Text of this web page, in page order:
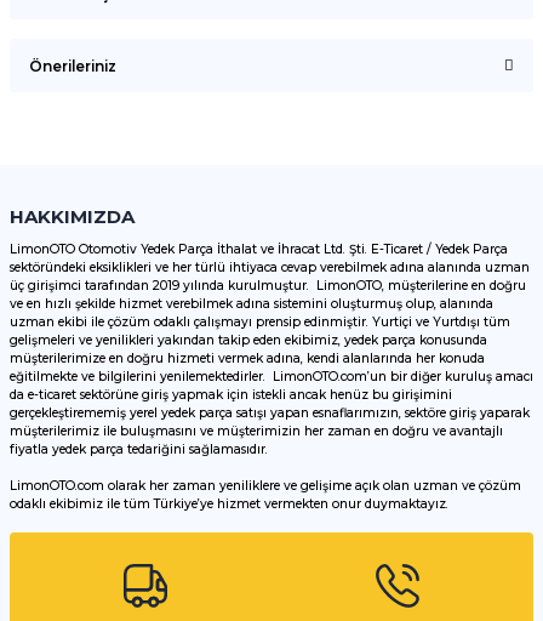
Önerileriniz
Görüş ve önerileriniz için teşekkür ederiz.
Ürün resmi kalitesiz, bozuk veya görüntülenemiyor.
Ürün açıklamasında eksik bilgiler bulunuyor.
Ürün bilgilerinde hatalar bulunuyor.
Ürün fiyatı diğer sitelerden daha pahalı.
Bu ürüne benzer farklı alternatifler olmalı.
HAKKIMIZDA
LimonOTO Otomotiv Yedek Parça İthalat ve İhracat Ltd. Şti. E-Ticaret / Yedek Parça
sektöründeki eksiklikleri ve her türlü ihtiyaca cevap verebilmek adına alanında uzman
üç girişimci tarafından 2019 yılında kurulmuştur. LimonOTO, müşterilerine en doğru
ve en hızlı şekilde hizmet verebilmek adına sistemini oluşturmuş olup, alanında
uzman ekibi ile çözüm odaklı çalışmayı prensip edinmiştir. Yurtiçi ve Yurtdışı tüm
gelişmeleri ve yenilikleri yakından takip eden ekibimiz, yedek parça konusunda
müşterilerimize en doğru hizmeti vermek adına, kendi alanlarında her konuda
eğitilmekte ve bilgilerini yenilemektedirler. LimonOTO.com’un bir diğer kuruluş amacı
da e-ticaret sektörüne giriş yapmak için istekli ancak henüz bu girişimini
gerçekleştirememiş yerel yedek parça satışı yapan esnaflarımızın, sektöre giriş yaparak
müşterilerimiz ile buluşmasını ve müşterimizin her zaman en doğru ve avantajlı
fiyatla yedek parça tedariğini sağlamasıdır.
LimonOTO.com olarak her zaman yeniliklere ve gelişime açık olan uzman ve çözüm
odaklı ekibimiz ile tüm Türkiye’ye hizmet vermekten onur duymaktayız.